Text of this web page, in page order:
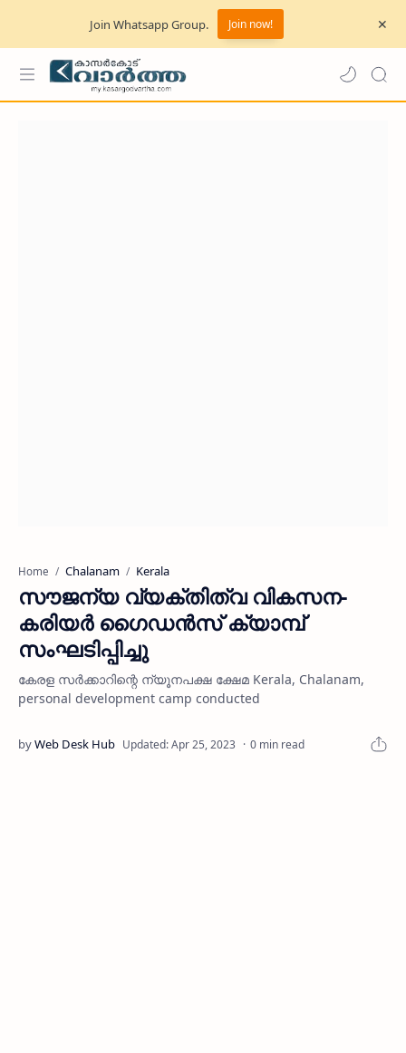
Join Whatsapp Group. Join now!
Home Chalanam Kerala
സൗജന്യ വ്യക്തിത്വ വികസന-
കരിയര്‍ ഗൈഡന്‍സ് ക്യാമ്പ്
സംഘടിപ്പിച്ചു
കേരള സര്‍ക്കാറിന്റെ ന്യൂനപക്ഷ ക്ഷേമ Kerala, Chalanam,
personal development camp conducted
0 min read